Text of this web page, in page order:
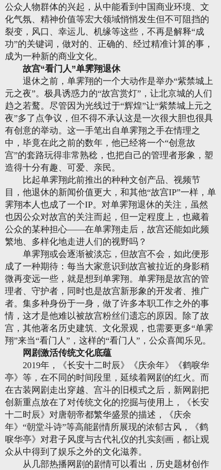
公众人物群体的兴起，从中能看到中国商业环境、文
化气氛、精神价值等宏大领域悄悄发生但不可阻挡的
裂变，风口、幸运儿、机缘等这些，不再是解释“成
功”的关键词，做对的、正确的、经过精准计算的事，
成为一种新的商业文化。
故宫“看门人”单霁翔退休
退休之前，单霁翔的一个大动作是举办“紫禁城上
元之夜”。极具诱惑力的“故宫赏灯”，让北京城的人们
趋之若鹜。尽管因为光线过于“辉煌”让“紫禁城上元之
夜”多了点争议，但不得不承认这是一次很大胆也很具
有创意的举动。这一手笔出自单霁翔之手在情理之
中，毕竟在此之前的数年，他已经将一个“创意故
宫”的套路玩得非常熟稔，也把自己的管理者形象，塑
造得十分有趣、可爱、亲民。
比起单霁翔此前推出的种种文创产品、视频节
目，他退休的新闻价值更大，和其他“故宫IP”一样，单
霁翔本人也成了一个IP。对单霁翔退休的关注，虽然
也因公众对故宫的关注而起，但一定程度上，也藏着
公众的某种担心——在单霁翔走后，故宫还能如此频
繁地、多样化地走进人们的视野吗？
单霁翔或会逐渐被淡忘，但故宫不会，如此便形
成了一种期待：每当大家意识到故宫被拉近的身影稍
微再变远一些，就是想到单霁翔。单霁翔是故宫的管
理者、守护者，同时也是故宫新形象的开发者、推广
者。集多种身份于一身，做了许多本职工作之外的事
情，这才是他难以被故宫粉丝们遗忘的原因。除了故
宫，其他著名历史建筑、文化景观，也需要更多“单霁
翔”来当“看门人”，这样的“看门人”，公众喜闻乐见。
网剧激活传统文化底蕴
2019年，《长安十二时辰》《庆余年》《鹤唳华
亭》等，在不同的时间段里，延续着网剧的红火。而
在古装网剧走出穿越、宫斗的旧模式之后，新网剧把
创新重点放在了对传统文化的挖掘与使用上，《长安
十二时辰》对唐朝帝都繁华盛景的描述，《庆余
年》“朝堂斗诗”等高能剧情所展现的浓郁古风，《鹤
唳华亭》对君子风度与古代礼仪的扎实刻画，都让观
众从中得到了娱乐之外的文化滋养。
从几部热播网剧的剧情可以看出，历史题材创作